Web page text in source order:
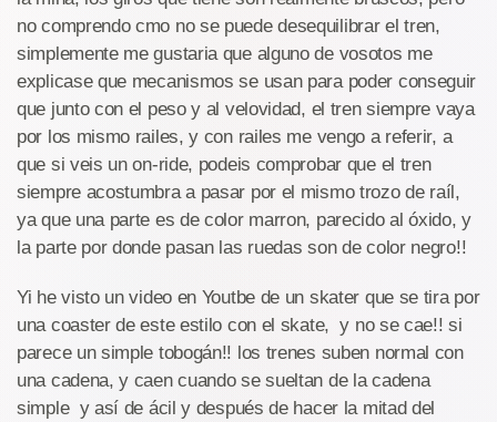
no comprendo cmo no se puede desequilibrar el tren,
simplemente me gustaria que alguno de vosotos me
explicase que mecanismos se usan para poder conseguir
que junto con el peso y al velovidad, el tren siempre vaya
por los mismo railes, y con railes me vengo a referir, a
que si veis un on-ride, podeis comprobar que el tren
siempre acostumbra a pasar por el mismo trozo de raíl,
ya que una parte es de color marron, parecido al óxido, y
la parte por donde pasan las ruedas son de color negro!!
Yi he visto un video en Youtbe de un skater que se tira por
una coaster de este estilo con el skate, y no se cae!! si
parece un simple tobogán!! los trenes suben normal con
una cadena, y caen cuando se sueltan de la cadena
simple y así de ácil y después de hacer la mitad del